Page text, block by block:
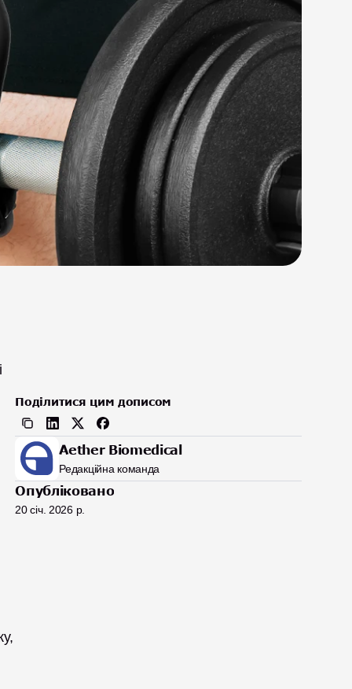
Поділитися цим дописом
Aether Biomedical
Редакційна команда
Опубліковано
20 січ. 2026 р.